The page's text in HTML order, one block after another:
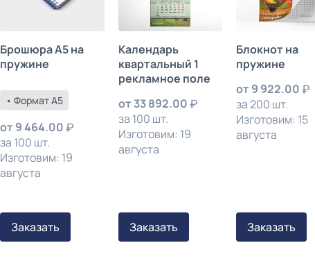
Брошюра А5 на
пружине
• Формат А5
от 9 464.00
за 100 шт.
Изготовим: 19
августа
Заказать
Календарь
квартальный 1
рекламное поле
от 33 892.00
за 100 шт.
Изготовим: 19
августа
Заказать
Блокнот на
пружине
от 9 922.00
за 200 шт.
Изготовим: 15
августа
Заказать